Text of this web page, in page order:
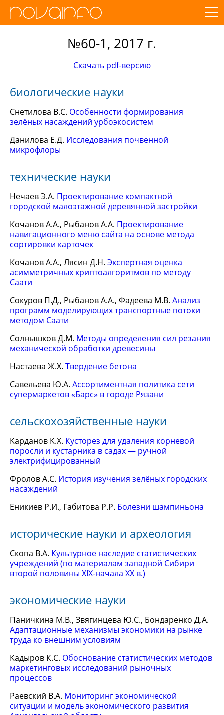
№60-1, 2017 г.
Скачать pdf-версию
биологические науки
Снетилова В.С. Особенности формирования
зелёных насаждений урбоэкосистем
Данилова Е.Д. Исследования почвенной
микрофлоры
технические науки
Нечаев Э.А. Проектирование компактной
городской малоэтажной деревянной застройки
Кочанов А.А., Рыбанов А.А. Проектирование
навигационного меню сайта на основе метода
сортировки карточек
Кочанов А.А., Лясин Д.Н. Экспертная оценка
асимметричных криптоалгоритмов по методу
Саати
Сокуров П.Д., Рыбанов А.А., Фадеева М.В. Анализ
программ моделирующих транспортные потоки
методом Саати
Солнышков Д.М. Методы определения сил резания
механической обработки древесины
Настаева Ж.Х. Твердение бетона
Савельева Ю.А. Ассортиментная политика сети
супермаркетов «Барс» в городе Рязани
сельскохозяйственные науки
Карданов К.Х. Кусторез для удаления корневой
поросли и кустарника в садах — ручной
электрифицированный
Фролов А.С. История изучения зелёных городских
насаждений
Еникиев Р.И., Габитова Р.Р. Болезни шампиньона
исторические науки и археология
Скопа В.А. Культурное наследие статистических
учреждений (по материалам западной Сибири
второй половины XIX-начала XX в.)
экономические науки
Паничкина М.В., Звягинцева Ю.С., Бондаренко Д.А.
Адаптационные механизмы экономики на рынке
труда ко внешним условиям
Кадыров К.С. Обоснование статистических методов
маркетинговых исследований рыночных
процессов
Раевский В.А. Мониторинг экономической
ситуации и модель экономического развития